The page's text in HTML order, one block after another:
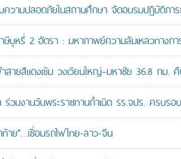
วามปลอดภัยในสถานศึกษา จัดอบรมปฏิบัติกา
ษีบุหรี่ 2 อัตรา : มหากาพย์ความล้มเหลวทางก
สายสีแดงเข้ม วงเวียนใหญ่–มหาชัย 36.8 ก
วมงานวันพระราชทานกำเนิด รร.จปร. ครบ
าย”…เชื่อมรถไฟไทย-ลาว-จีน